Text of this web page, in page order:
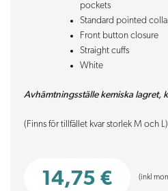
pockets
Standard pointed
Front button closure
Straight cuffs
White
Avhämtningsställe kemiska lagret,
(Finns för tillfället kvar storlek M och L)
14,75 € (inkl